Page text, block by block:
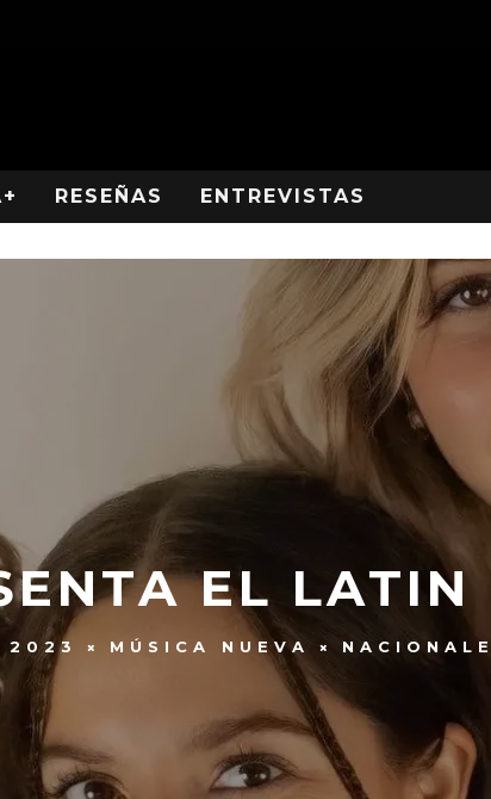
RESEÑAS ENTREVISTAS
EL LATIN
2023 MÚSICA NUEVA